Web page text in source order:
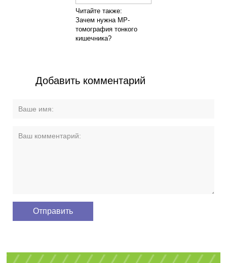
Читайте также:
Зачем нужна МР-
томография тонкого
кишечника?
Добавить комментарий